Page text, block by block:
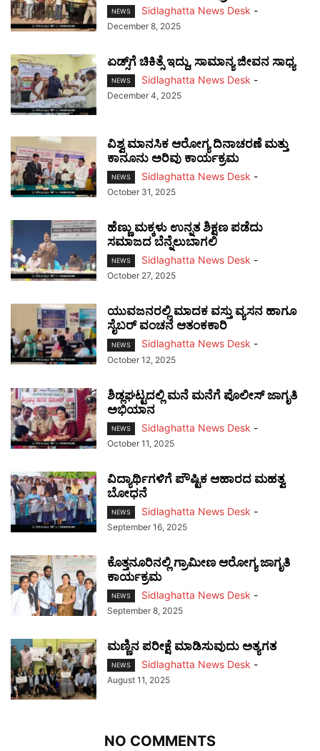
NEWS Sidlaghatta News Desk -
December 8, 2025
ಏಡ್ಸ್‌ಗೆ ಚಿಕಿತ್ಸೆ ಇದ್ದು, ಸಾಮಾನ್ಯ ಜೀವನ ಸಾಧ್ಯ
NEWS Sidlaghatta News Desk -
December 4, 2025
ವಿಶ್ವ ಮಾನಸಿಕ ಆರೋಗ್ಯ ದಿನಾಚರಣೆ ಮತ್ತು
ಕಾನೂನು ಅರಿವು ಕಾರ್ಯಕ್ರಮ
NEWS Sidlaghatta News Desk -
October 31, 2025
ಹೆಣ್ಣು ಮಕ್ಕಳು ಉನ್ನತ ಶಿಕ್ಷಣ ಪಡೆದು
ಸಮಾಜದ ಬೆನ್ನೆಲುಬಾಗಲಿ
NEWS Sidlaghatta News Desk -
October 27, 2025
ಯುವಜನರಲ್ಲಿ ಮಾದಕ ವಸ್ತು ವ್ಯಸನ ಹಾಗೂ
ಸೈಬರ್ ವಂಚನೆ ಆತಂಕಕಾರಿ
NEWS Sidlaghatta News Desk -
October 12, 2025
ಶಿಡ್ಲಘಟ್ಟದಲ್ಲಿ ಮನೆ ಮನೆಗೆ ಪೊಲೀಸ್ ಜಾಗೃತಿ
ಅಭಿಯಾನ
NEWS Sidlaghatta News Desk -
October 11, 2025
ವಿದ್ಯಾರ್ಥಿಗಳಿಗೆ ಪೌಷ್ಟಿಕ ಆಹಾರದ ಮಹತ್ವ
ಬೋಧನೆ
NEWS Sidlaghatta News Desk -
September 16, 2025
ಕೊತ್ತನೂರಿನಲ್ಲಿ ಗ್ರಾಮೀಣ ಆರೋಗ್ಯ ಜಾಗೃತಿ
ಕಾರ್ಯಕ್ರಮ
NEWS Sidlaghatta News Desk -
September 8, 2025
ಮಣ್ಣಿನ ಪರೀಕ್ಷೆ ಮಾಡಿಸುವುದು ಅತ್ಯಗತ
NEWS Sidlaghatta News Desk -
August 11, 2025
NO COMMENTS